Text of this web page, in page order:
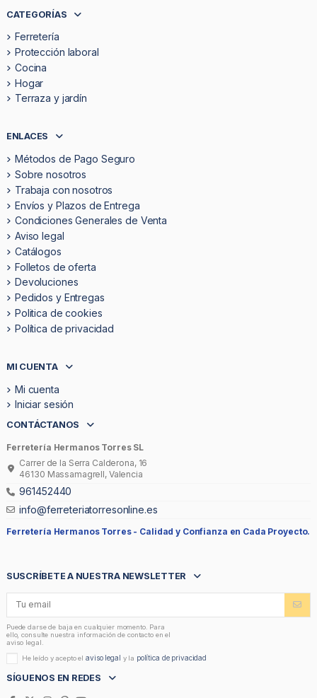
CATEGORÍAS
Ferretería
Protección laboral
Cocina
Hogar
Terraza y jardín
ENLACES
Métodos de Pago Seguro
Sobre nosotros
Trabaja con nosotros
Envíos y Plazos de Entrega
Condiciones Generales de Venta
Aviso legal
Catálogos
Folletos de oferta
Devoluciones
Pedidos y Entregas
Politica de cookies
Política de privacidad
MI CUENTA
Mi cuenta
Iniciar sesión
CONTÁCTANOS
Ferretería Hermanos Torres SL
Carrer de la Serra Calderona, 16
46130 Massamagrell, Valencia
961452440
info@ferreteriatorresonline.es
Ferretería Hermanos Torres - Calidad y Confianza en Cada Proyecto.
SUSCRÍBETE A NUESTRA NEWSLETTER
Puede darse de baja en cualquier momento. Para
ello, consulte nuestra información de contacto en el
aviso legal.
He leído y acepto elaviso legal y la política de privacidad
SÍGUENOS EN REDES